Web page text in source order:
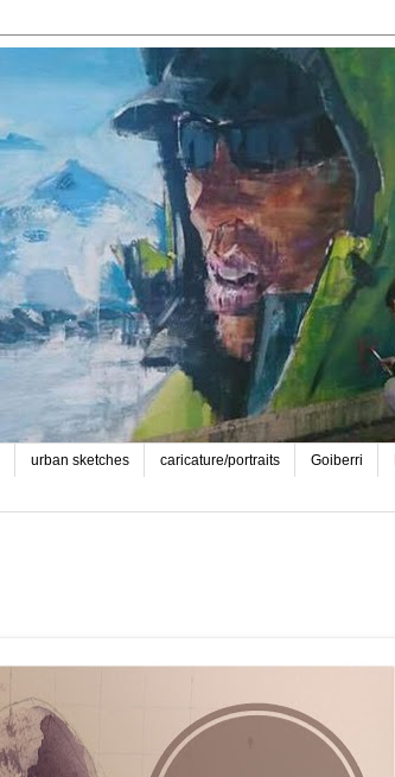
urban sketches caricature/portraits Goiberri